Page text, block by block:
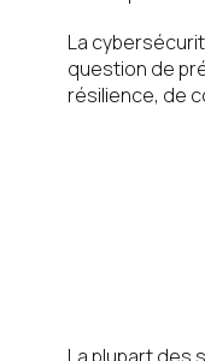
La
question de
résilience, de